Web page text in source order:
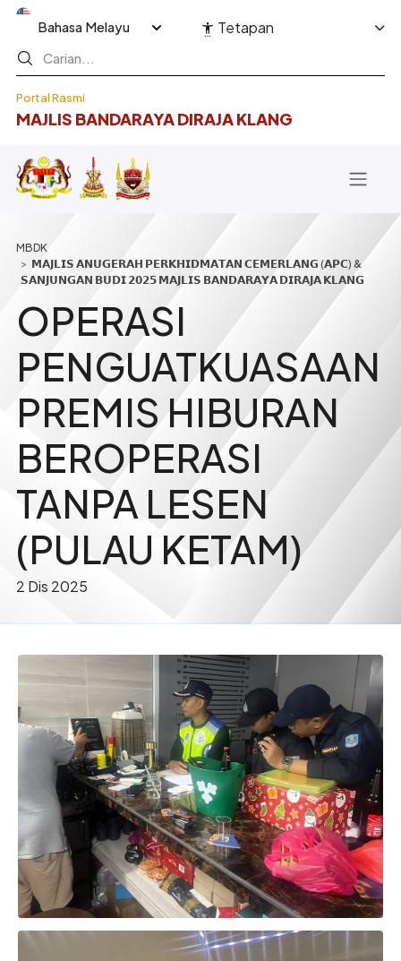
Langkau ke kandungan utama
Portal Rasmi
MAJLIS BANDARAYA DIRAJA KLANG
Select your language Tetapan
Breadcrumb
𝗠𝗔𝗝𝗟𝗜𝗦 𝗔𝗡𝗨𝗚𝗘𝗥𝗔𝗛 𝗣𝗘𝗥𝗞𝗛𝗜𝗗𝗠𝗔𝗧𝗔𝗡 𝗖𝗘𝗠𝗘𝗥𝗟𝗔𝗡𝗚 (𝗔𝗣𝗖) &
𝗦𝗔𝗡𝗝𝗨𝗡𝗚𝗔𝗡 𝗕𝗨𝗗𝗜 𝟮𝟬𝟮𝟱 𝗠𝗔𝗝𝗟𝗜𝗦 𝗕𝗔𝗡𝗗𝗔𝗥𝗔𝗬𝗔 𝗗𝗜𝗥𝗔𝗝𝗔 𝗞𝗟𝗔𝗡𝗚
OPERASI
PENGUATKUASAAN
PREMIS HIBURAN
BEROPERASI
TANPA LESEN
(PULAU KETAM)
2 Dis 2025